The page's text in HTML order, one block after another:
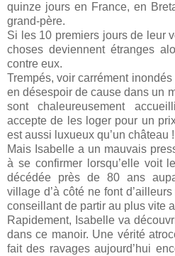
quinze jours en France, en
grand-père.
Si les 10 premiers jours de leur
choses deviennent étranges
contre eux.
Trempés, voir carrément
en désespoir de cause dans un
sont chaleureusement
accepte de les loger pour un
est aussi luxueux qu’un château !
Mais Isabelle a un mauvais
à se confirmer lorsqu’elle voit
décédée près de 80 ans
village d’à côté ne font
conseillant de partir au plus vite
Rapidement, Isabelle va
dans ce manoir. Une vérité
fait des ravages aujourd’hui